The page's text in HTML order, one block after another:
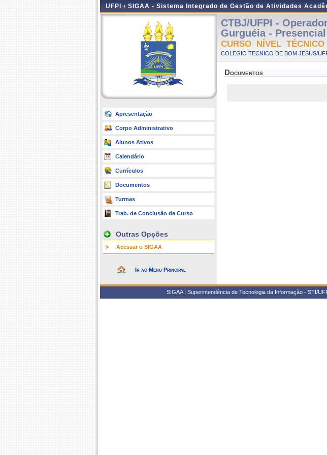
UFPI › SIGAA - Sistema Integrado de Gestão de Atividades
Apresentação
Corpo Administrativo
Alunos Ativos
Calendário
Currículos
Documentos
Turmas
Trab. de Conclusão de Curso
Outras Opções
Acessar o SIGAA
Ir ao Menu Principal
CTBJ/UFPI -
Gurguéia -
CURSO NÍVEL TÉCNICO
COLEGIO TECNICO DE BOM JESUS/
Documentos
SIGAA | Superintendência de Tecnologia da Informação - STI/